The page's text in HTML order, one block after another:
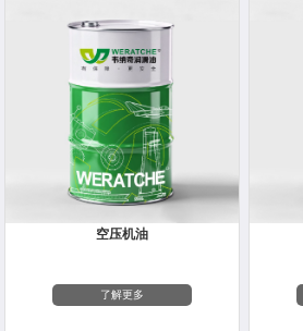
空压机油
了解更多